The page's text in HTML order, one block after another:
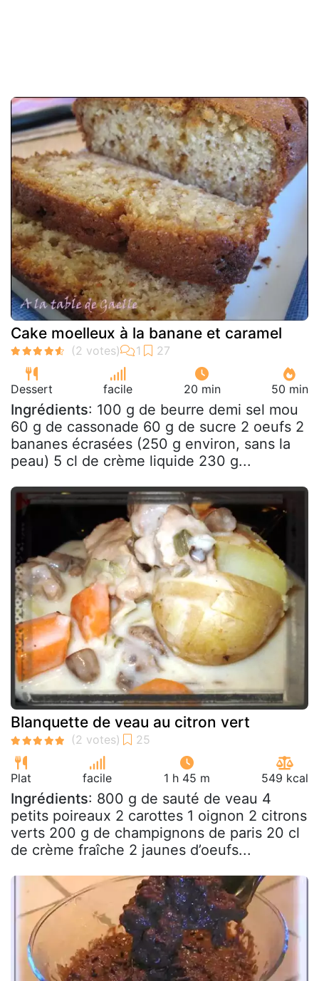
Cake moelleux à la banane et caramel
Dessert facile 20 min 50 min
Ingrédients: 100 g de beurre demi sel mou
60 g de cassonade 60 g de sucre 2 oeufs 2
bananes écrasées (250 g environ, sans la
peau) 5 cl de crème liquide 230 g...
Blanquette de veau au citron vert
Plat facile 1 h 45 m 549 kcal
Ingrédients: 800 g de sauté de veau 4
petits poireaux 2 carottes 1 oignon 2 citrons
verts 200 g de champignons de paris 20 cl
de crème fraîche 2 jaunes d’oeufs...